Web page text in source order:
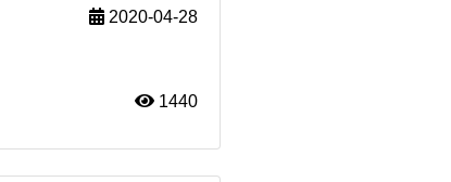
2020-04-28
1440